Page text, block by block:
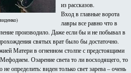
из рассказов.
Вход в главные ворота
лавры все равно что в
производило. Даже если бы и не побывал в
святых врат было бы достаточно.
Матери в огненном столпе с предстоящими
Озарение света то ли восходящего, то
определить: виден только свет зарева – очень